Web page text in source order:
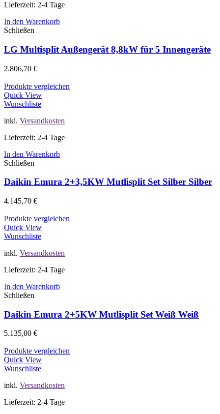
Lieferzeit: 2-4 Tage
In den Warenkorb
Schließen
LG Multisplit Außengerät 8,8kW für 5 Innengeräte
2.806,70 €
Produkte vergleichen
Quick View
Wunschliste
inkl. Versandkosten
Lieferzeit: 2-4 Tage
In den Warenkorb
Schließen
Daikin Emura 2+3,5KW Mutlisplit Set Silber Silber
4.145,70 €
Produkte vergleichen
Quick View
Wunschliste
inkl. Versandkosten
Lieferzeit: 2-4 Tage
In den Warenkorb
Schließen
Daikin Emura 2+5KW Mutlisplit Set Weiß Weiß
5.135,00 €
Produkte vergleichen
Quick View
Wunschliste
inkl. Versandkosten
Lieferzeit: 2-4 Tage